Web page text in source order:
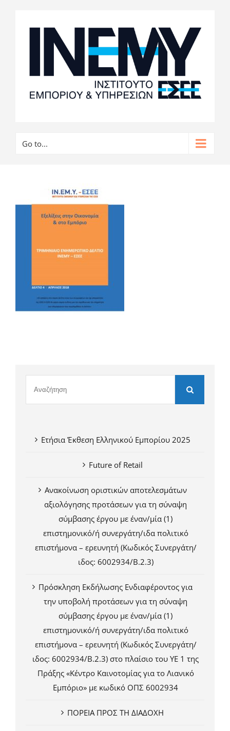
Go to...
Ετήσια Έκθεση Ελληνικού Εμπορίου 2025
Future of Retail
Ανακοίνωση οριστικών αποτελεσμάτων
αξιολόγησης προτάσεων για τη σύναψη
σύμβασης έργου με έναν/μία (1)
επιστημονικό/ή συνεργάτη/ιδα πολιτικό
επιστήμονα – ερευνητή (Κωδικός Συνεργάτη/
ιδος: 6002934/Β.2.3)
Πρόσκληση Εκδήλωσης Ενδιαφέροντος για
την υποβολή προτάσεων για τη σύναψη
σύμβασης έργου με έναν/μία (1)
επιστημονικό/ή συνεργάτη/ιδα πολιτικό
επιστήμονα – ερευνητή (Κωδικός Συνεργάτη/
ιδος: 6002934/Β.2.3) στο πλαίσιο του ΥΕ 1 της
Πράξης «Κέντρο Καινοτομίας για το Λιανικό
Εμπόριο» με κωδικό ΟΠΣ 6002934
ΠΟΡΕΙΑ ΠΡΟΣ ΤΗ ΔΙΑΔΟΧΗ